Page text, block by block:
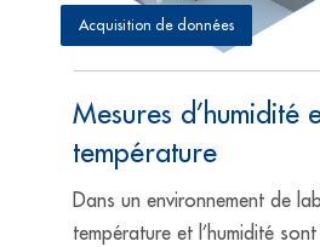
Acquisition de données
Mesures d’humidité
température
Dans un environnement de
température et l’humidité